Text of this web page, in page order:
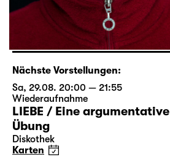
Nächste Vorstellungen:
Sa, 29.08. 20:00 — 21:55
Wiederaufnahme
LIEBE / Eine argumentative
Übung
Diskothek
Karten